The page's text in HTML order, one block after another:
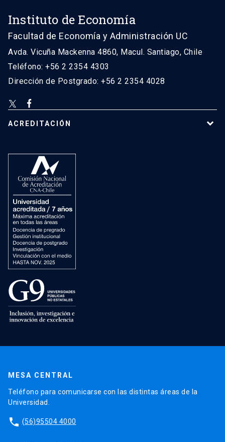
Instituto de Economía
Facultad de Economía y Administración UC
Avda. Vicuña Mackenna 4860, Macul. Santiago, Chile
Teléfono: +56 2 2354 4303
Dirección de Postgrado: +56 2 2354 4028
ACREDITACIÓN
MESA CENTRAL
Teléfono para comunicarse con las distintas áreas de la
Universidad.
phone (56)95504 4000